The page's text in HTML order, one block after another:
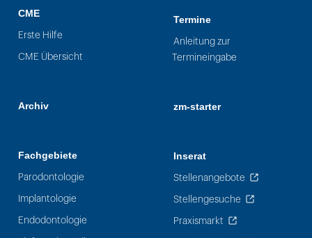
CME
Erste Hilfe
CME Übersicht
Archiv
Fachgebiete
Parodontologie
Implantologie
Endodontologie
Termine
Anleitung zur
Termineingabe
zm-starter
Inserat
Stellenangebote
Stellengesuche
Praxismarkt